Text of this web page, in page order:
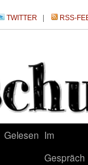
TWITTER RSS-
Gelesen Im
Gespräch